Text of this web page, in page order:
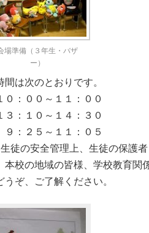
場準備（３年生・バザ
ー）
は次のとおりです。
０：００～１１：００
３：１０～１４：３０
：２５～１１：０５
徒の安全管理上、生徒の保護
本校の地域の皆様、学校教育関
ぞ、ご了解ください。